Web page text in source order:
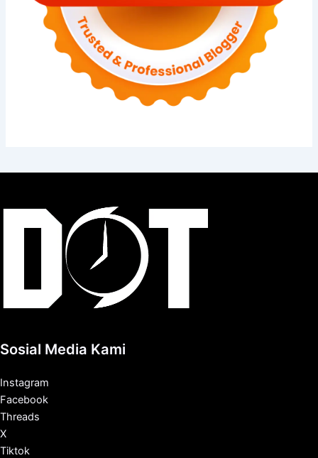
Sosial Media Kami
Instagram
Facebook
Threads
X
Tiktok